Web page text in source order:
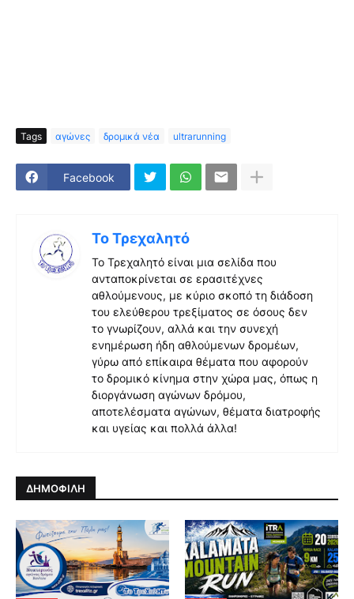
Tags αγώνες δρομικά νέα ultrarunning
Facebook
Το Τρεχαλητό
Το Τρεχαλητό είναι μια σελίδα που
ανταποκρίνεται σε ερασιτέχνες
αθλούμενους, με κύριο σκοπό τη διάδοση
του ελεύθερου τρεξίματος σε όσους δεν
το γνωρίζουν, αλλά και την συνεχή
ενημέρωση ήδη αθλούμενων δρομέων,
γύρω από επίκαιρα θέματα που αφορούν
το δρομικό κίνημα στην χώρα μας, όπως η
διοργάνωση αγώνων δρόμου,
αποτελέσματα αγώνων, θέματα διατροφής
και υγείας και πολλά άλλα!
ΔΗΜΟΦΙΛΗ